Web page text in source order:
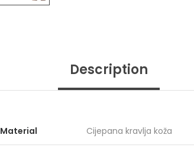
Description
Material Cijepana kravlja koža